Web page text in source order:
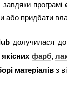
програмі
або придбати
долучилася до
фарб,
матеріалів з